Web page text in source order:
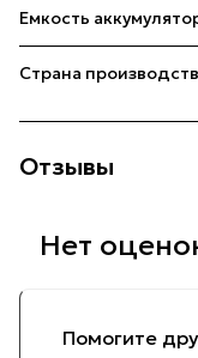
Емкость
Страна
Отзывы
Помогите
Нет